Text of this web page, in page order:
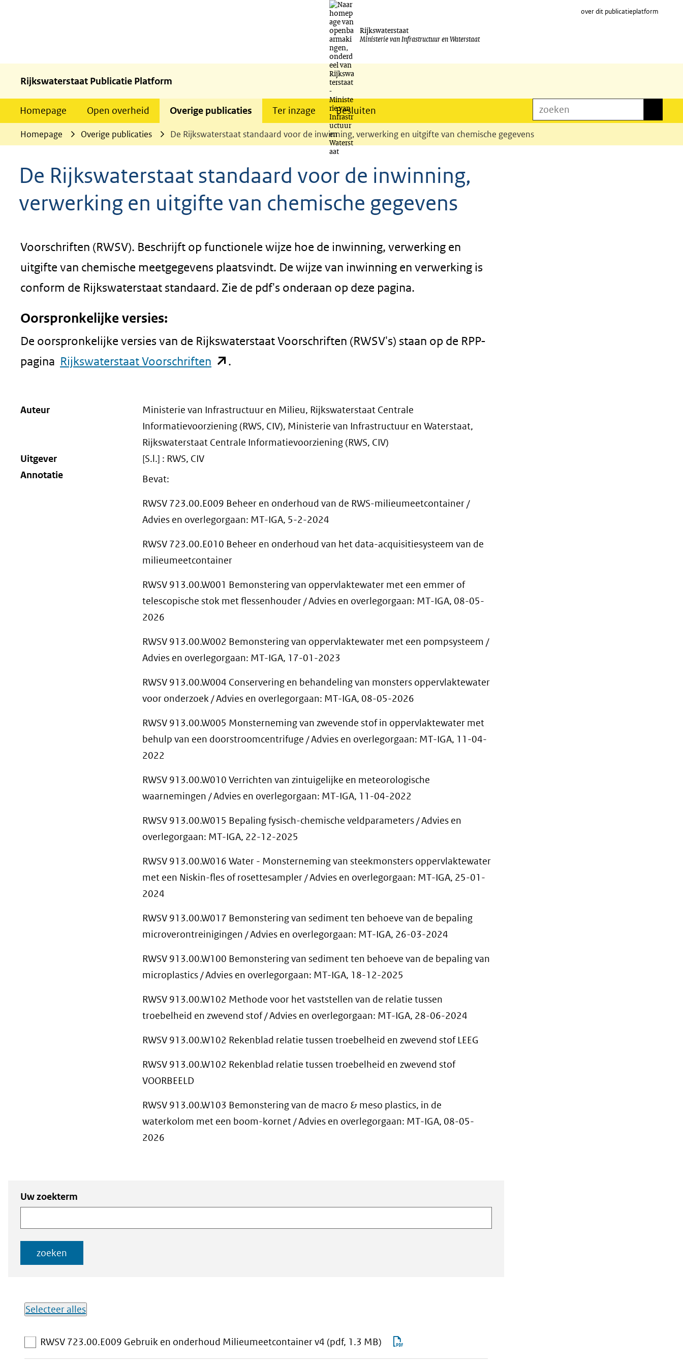
Ga
naar
inhoud
Rijkswaterstaat
Ministerie van Infrastructuur en Waterstaat
over dit publicatieplatform
Rijkswaterstaat Publicatie Platform
Homepage Open overheid Overige publicaties Ter inzage Besluiten zoeken
Homepage Overige publicaties De Rijkswaterstaat standaard voor de inwinning, verwerking en uitgifte van chemische gegevens
De Rijkswaterstaat standaard voor de inwinning,
verwerking en uitgifte van chemische gegevens
Voorschriften (RWSV). Beschrijft op functionele wijze hoe de inwinning, verwerking en
uitgifte van chemische meetgegevens plaatsvindt. De wijze van inwinning en verwerking is
conform de Rijkswaterstaat standaard. Zie de pdf's onderaan op deze pagina.
Oorspronkelijke versies:
De oorspronkelijke versies van de Rijkswaterstaat Voorschriften (RWSV's) staan op de RPP-
pagina Rijkswaterstaat Voorschriften (opent
venster)
(verwijst
andere
website)
.
Auteur
Ministerie van Infrastructuur en Milieu, Rijkswaterstaat Centrale
Informatievoorziening (RWS, CIV), Ministerie van Infrastructuur en Waterstaat,
Rijkswaterstaat Centrale Informatievoorziening (RWS, CIV)
Uitgever
[S.l.] : RWS, CIV
Annotatie
Bevat:
RWSV 723.00.E009 Beheer en onderhoud van de RWS-milieumeetcontainer /
Advies en overlegorgaan: MT-IGA, 5-2-2024
RWSV 723.00.E010 Beheer en onderhoud van het data-acquisitiesysteem van de
milieumeetcontainer
RWSV 913.00.W001 Bemonstering van oppervlaktewater met een emmer of
telescopische stok met flessenhouder / Advies en overlegorgaan: MT-IGA, 08-05-
2026
RWSV 913.00.W002 Bemonstering van oppervlaktewater met een pompsysteem /
Advies en overlegorgaan: MT-IGA, 17-01-2023
RWSV 913.00.W004 Conservering en behandeling van monsters oppervlaktewater
voor onderzoek / Advies en overlegorgaan: MT-IGA, 08-05-2026
RWSV 913.00.W005 Monsterneming van zwevende stof in oppervlaktewater met
behulp van een doorstroomcentrifuge / Advies en overlegorgaan: MT-IGA, 11-04-
2022
RWSV 913.00.W010 Verrichten van zintuigelijke en meteorologische
waarnemingen / Advies en overlegorgaan: MT-IGA, 11-04-2022
RWSV 913.00.W015 Bepaling fysisch-chemische veldparameters / Advies en
overlegorgaan: MT-IGA, 22-12-2025
RWSV 913.00.W016 Water - Monsterneming van steekmonsters oppervlaktewater
met een Niskin-fles of rosettesampler / Advies en overlegorgaan: MT-IGA, 25-01-
2024
RWSV 913.00.W017 Bemonstering van sediment ten behoeve van de bepaling
microverontreinigingen / Advies en overlegorgaan: MT-IGA, 26-03-2024
RWSV 913.00.W100 Bemonstering van sediment ten behoeve van de bepaling van
microplastics / Advies en overlegorgaan: MT-IGA, 18-12-2025
RWSV 913.00.W102 Methode voor het vaststellen van de relatie tussen
troebelheid en zwevend stof / Advies en overlegorgaan: MT-IGA, 28-06-2024
RWSV 913.00.W102 Rekenblad relatie tussen troebelheid en zwevend stof LEEG
RWSV 913.00.W102 Rekenblad relatie tussen troebelheid en zwevend stof
VOORBEELD
RWSV 913.00.W103 Bemonstering van de macro & meso plastics, in de
waterkolom met een boom-kornet / Advies en overlegorgaan: MT-IGA, 08-05-
2026
Zoeken
naar
documenten
Zoeken naar
Uw zoekterm
zoeken
Selecteer alles
downloadbare
RWSV 723.00.E009 Gebruik en onderhoud Milieumeetcontainer v4 (pdf, 1.3 MB) aan
download-
RWSV